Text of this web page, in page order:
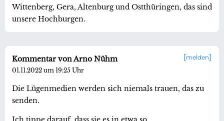
Wittenberg, Gera, Altenburg und Ostthüringen, das sind
unsere Hochburgen.
melden
Kommentar von Arno Nühm
01.11.2022 um 19:25 Uhr
Die Lügenmedien werden sich niemals trauen, das zu
senden.